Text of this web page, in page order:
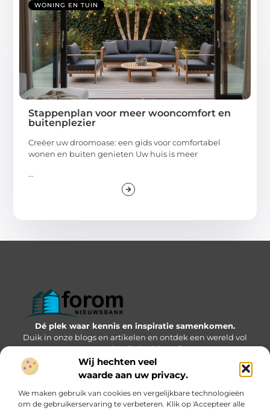
Wij hechten veel
waarde aan uw privacy.
We maken gebruik van cookies en vergelijkbare technologieën
om de gebruikerservaring te verbeteren. Klik op 'Accepteer alle
WONING EN TUIN
Stappenplan voor meer wooncomfort en
buitenplezier
Creëer uw droomoase: een gids voor comfortabel
wonen en buiten genieten Uw huis is meer
...
Dé plek waar kennis en inspiratie samenkomen.
Duik in onze blogs en artikelen en ontdek een wereld vol
waardevolle inzichten.”
Bericht categorie